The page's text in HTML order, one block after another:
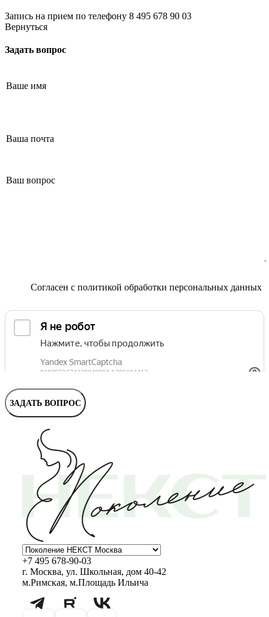
Запись на прием по телефону 8 495 678 90 03
Вернуться
Задать вопрос
Согласен с политикой обработки персональных данных
ЗАДАТЬ ВОПРОС
+7 495 678-90-03
г. Москва, ул. Школьная, дом 40-42
м.Римская, м.Площадь Ильича